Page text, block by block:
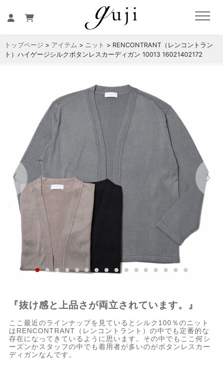
トップページ > アイテム > ニット > RENCONTRANT（レンコントラン
ト）ハイゲージシルクボタンレスカーディガン 10013 16021402172
『抜け感と上品さが両立されています。』
ここ最近のラインナップを見ているとシルク100％のニット
はRENCONTRANT（レンコントラント）の中でも定番的な
存在になってきているように思います。その中でもここ何シ
ーズンかスタッフの中でも着用者が多いのがボタンレスカー
ディガンなんです。